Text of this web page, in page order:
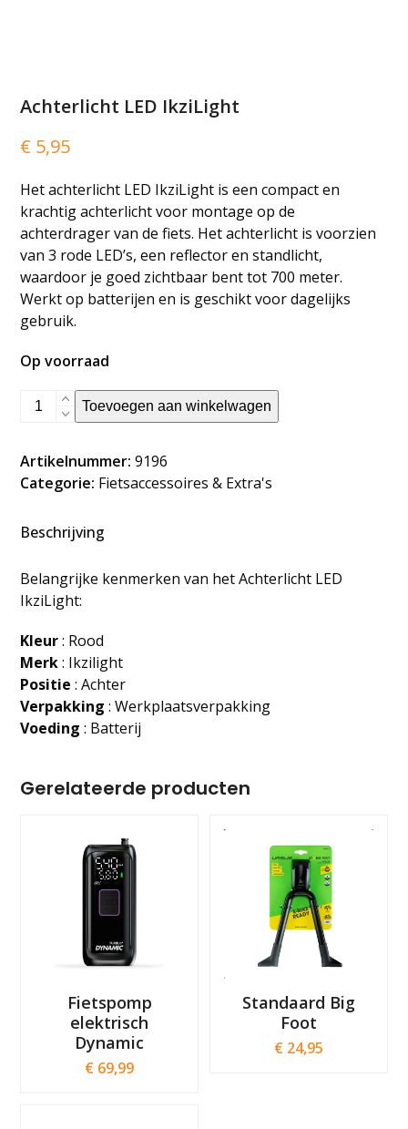
Achterlicht LED IkziLight
€ 5,95
Het achterlicht LED IkziLight is een compact en
krachtig achterlicht voor montage op de
achterdrager van de fiets. Het achterlicht is voorzien
van 3 rode LED’s, een reflector en standlicht,
waardoor je goed zichtbaar bent tot 700 meter.
Werkt op batterijen en is geschikt voor dagelijks
gebruik.
Op voorraad
Achterlicht
aantal
Toevoegen aan winkelwagen
Artikelnummer:9196
Categorie: Fietsaccessoires & Extra's
Beschrijving
Belangrijke kenmerken van het Achterlicht LED
IkziLight:
Kleur: Rood
Merk: Ikzilight
Positie : Achter
Verpakking :Werkplaatsverpakking
Voeding : Batterij
Gerelateerde producten
Fietspomp
elektrisch
Dynamic
€ 69,99
Standaard Big
Foot
€24,95